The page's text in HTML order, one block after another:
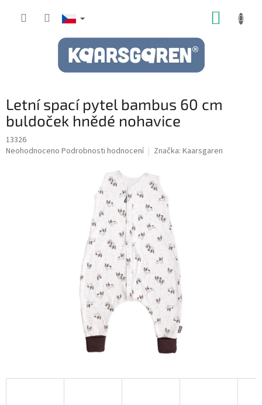
Letní spací pytel bambus 60 cm
buldoček hnědé nohavice
13326
Průměrné
Neohodnoceno Podrobnosti hodnocení Značka: Kaarsgaren